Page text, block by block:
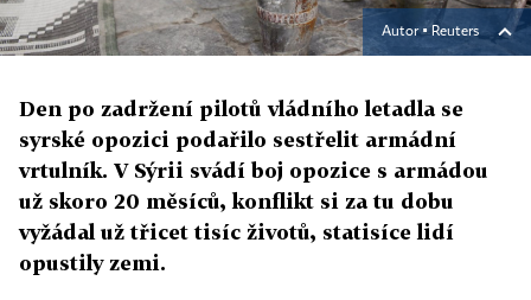
Autor ▪Reuters
Den po zadržení pilotů vládního letadla se
syrské opozici podařilo sestřelit armádní
vrtulník. V Sýrii svádí boj opozice s armádou
už skoro 20 měsíců, konflikt si za tu dobu
vyžádal už třicet tisíc životů, statisíce lidí
opustily zemi.